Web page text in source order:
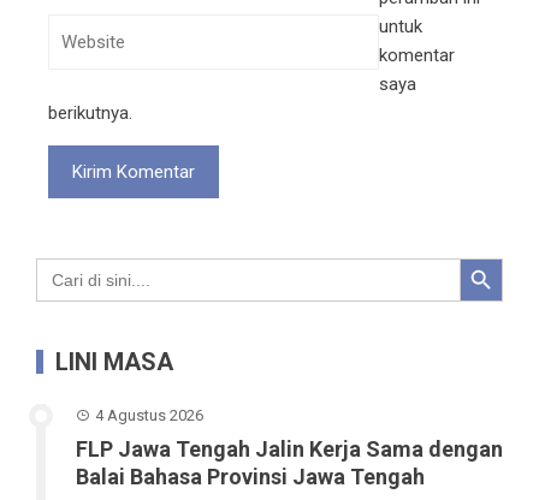
untuk
komentar
saya
berikutnya.
Search
for:
Search Button
LINI MASA
4 Agustus 2026
FLP Jawa Tengah Jalin Kerja Sama dengan
Balai Bahasa Provinsi Jawa Tengah